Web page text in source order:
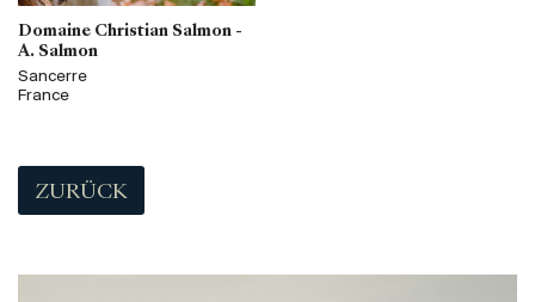
Domaine Christian Salmon -
A. Salmon
Sancerre
France
ZURÜCK